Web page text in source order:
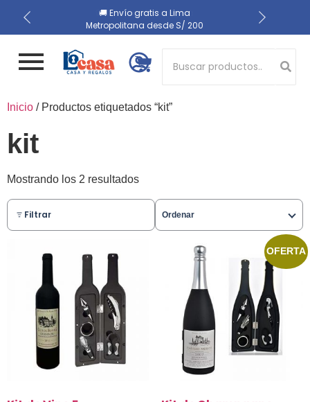
🚚 Envío gratis a Lima
Metropolitana desde S/ 200
🔒 Compra 100% segura
📍 Recojo en almacén el
mismo día
Button 1
Button 2
Inicio / Productos etiquetados “kit”
kit
Mostrando los 2 resultados
Filtrar Ordenar
OFERTA